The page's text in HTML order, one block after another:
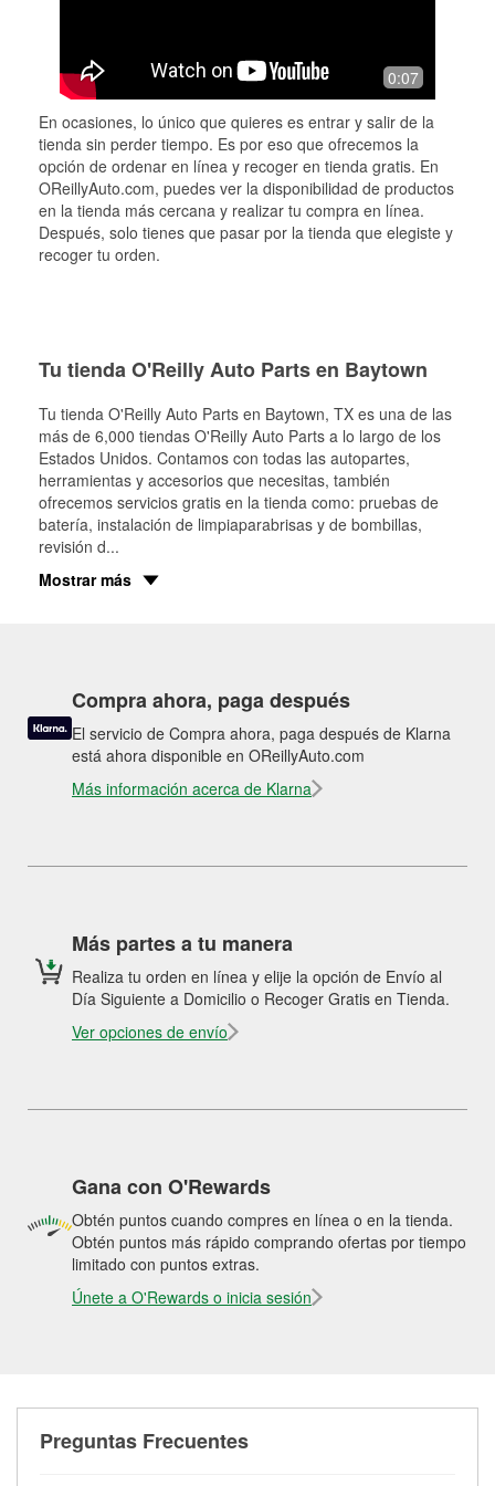
0:07
En ocasiones, lo único que quieres es entrar y salir de la
tienda sin perder tiempo. Es por eso que ofrecemos la
opción de ordenar en línea y recoger en tienda gratis. En
OReillyAuto.com, puedes ver la disponibilidad de productos
en la tienda más cercana y realizar tu compra en línea.
Después, solo tienes que pasar por la tienda que elegiste y
recoger tu orden.
Tu tienda O'Reilly Auto Parts en Baytown
Tu tienda O'Reilly Auto Parts en Baytown, TX es una de las
más de 6,000 tiendas O'Reilly Auto Parts a lo largo de los
Estados Unidos. Contamos con todas las autopartes,
herramientas y accesorios que necesitas, también
ofrecemos servicios gratis en la tienda como: pruebas de
batería, instalación de limpiaparabrisas y de bombillas,
revisión d...
Mostrar más
Compra ahora, paga después
El servicio de Compra ahora, paga después de Klarna
está ahora disponible en OReillyAuto.com
Más información acerca de Klarna
Más partes a tu manera
Realiza tu orden en línea y elije la opción de Envío al
Día Siguiente a Domicilio o Recoger Gratis en Tienda.
Ver opciones de envío
Gana con O'Rewards
Obtén puntos cuando compres en línea o en la tienda.
Obtén puntos más rápido comprando ofertas por tiempo
limitado con puntos extras.
Únete a O'Rewards o inicia sesión
Preguntas Frecuentes